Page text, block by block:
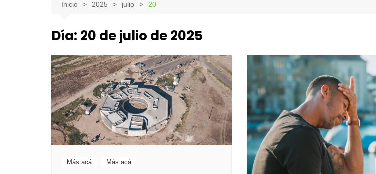
Inicio 2025 julio 20
Día: 20 de julio de 2025
Más acá Más acá